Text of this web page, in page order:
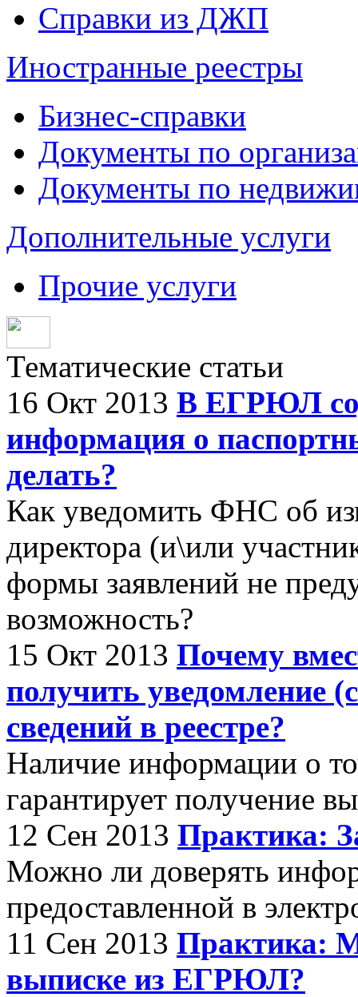
Справки из ДЖП
Иностранные реестры
Бизнес-справки
Документы по
Документы по
Дополнительные услуги
Прочие услуги
Тематические статьи
16 Окт 2013 В ЕГРЮЛ
информация о
делать?
Как уведомить ФНС об
директора (и\или
формы заявлений не
возможность?
15 Окт 2013 Почему
получить уведомление
сведений в реестре?
Наличие информации о
гарантирует получение
12 Сен 2013 Практика:
Можно ли доверять
предоставленной в
11 Сен 2013 Практика:
выписке из ЕГРЮЛ?